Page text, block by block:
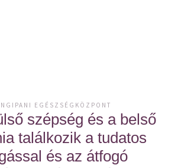
EGÉSZSÉGKÖZPONT
szépség és a belső
találkozik a tudatos
és az átfogó